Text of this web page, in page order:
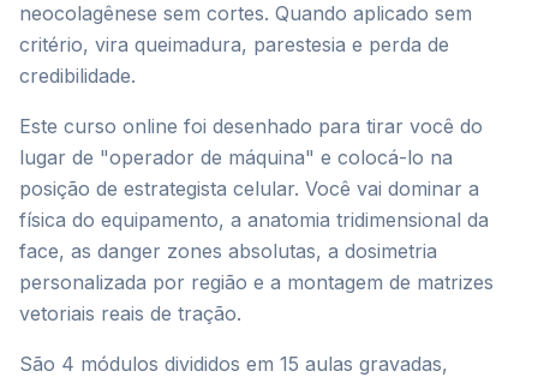
neocolagênese sem cortes. Quando aplicado sem
critério, vira queimadura, parestesia e perda de
credibilidade.
Este curso online foi desenhado para tirar você do
lugar de "operador de máquina" e colocá-lo na
posição de estrategista celular. Você vai dominar a
física do equipamento, a anatomia tridimensional da
face, as danger zones absolutas, a dosimetria
personalizada por região e a montagem de matrizes
vetoriais reais de tração.
São 4 módulos divididos em 15 aulas gravadas,